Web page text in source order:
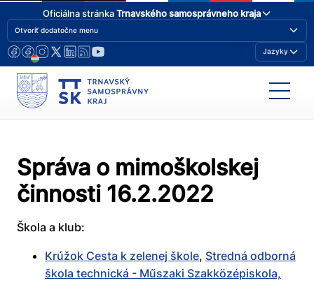
Oficiálna stránkaTrnavského samosprávneho kraja
Otvoriť dodatočne menu
Jazyky
Správa o mimoškolskej
činnosti 16.2.2022
Škola a klub:
Krúžok Cesta k zelenej škole, Stredná odborná
škola technická - Műszaki Szakközépiskola,